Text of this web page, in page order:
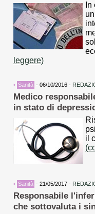
leggere)
• Sanità - 06/10/2016 -
Medico
in stato di
il
• Sanità - 21/05/2017 -
Responsabile
che sottovaluta i